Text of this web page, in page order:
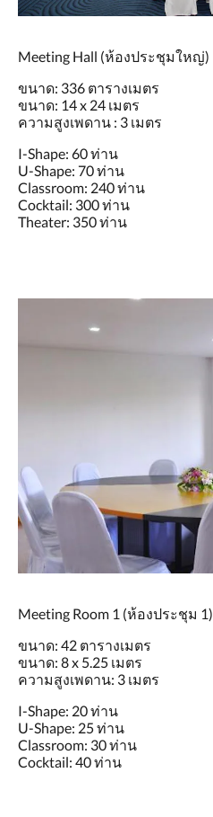
Meeting Hall (ห้องประชุมใหญ่)
ขนาด: 336 ตารางเมตร
ขนาด: 14 x 24 เมตร
ความสูงเพดาน : 3 เมตร
I-Shape: 60 ท่าน
U-Shape: 70 ท่าน
Classroom: 240 ท่าน
Cocktail: 300 ท่าน
Theater: 350 ท่าน
Meeting Room 1 (ห้องประชุม 1)
ขนาด: 42 ตารางเมตร
ขนาด: 8 x 5.25 เมตร
ความสูงเพดาน: 3 เมตร
I-Shape: 20 ท่าน
U-Shape: 25 ท่าน
Classroom: 30 ท่าน
Cocktail: 40 ท่าน